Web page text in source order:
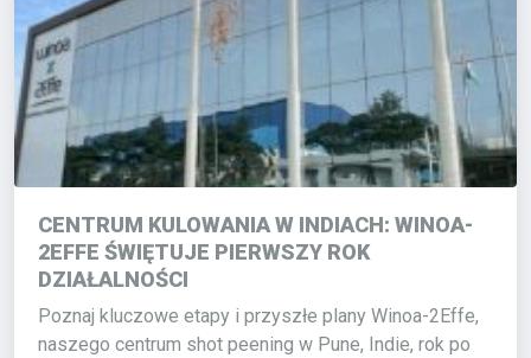
CENTRUM KULOWANIA W INDIACH: WINOA-
2EFFE ŚWIĘTUJE PIERWSZY ROK
DZIAŁALNOŚCI
Poznaj kluczowe etapy i przyszłe plany Winoa-2Effe,
naszego centrum shot peening w Pune, Indie, rok po